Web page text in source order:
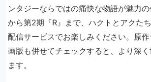
ンタジーならではの痛快な物語が魅力
から第2期『R』まで、ハクトとアクた
配信サービスでお楽しみください。原
画版も併せてチェックすると、より深
ます。